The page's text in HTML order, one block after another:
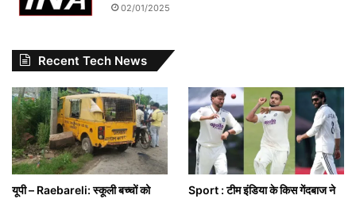
02/01/2025
Recent Tech News
यूपी – Raebareli: स्कूली बच्चों को
Sport : टीम इंडिया के किस गेंदबाज ने